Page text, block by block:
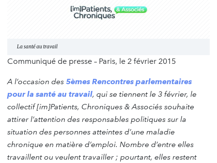
La santé au travail
Communiqué de presse – Paris, le 2 février 2015
A l’occasion des 5èmes Rencontres parlementaires
pour la santé au travail, qui se tiennent le 3 février, le
collectif [im]Patients, Chroniques & Associés souhaite
attirer l’attention des responsables politiques sur la
situation des personnes atteintes d’une maladie
chronique en matière d’emploi. Nombre d’entre elles
travaillent ou veulent travailler ; pourtant, elles restent